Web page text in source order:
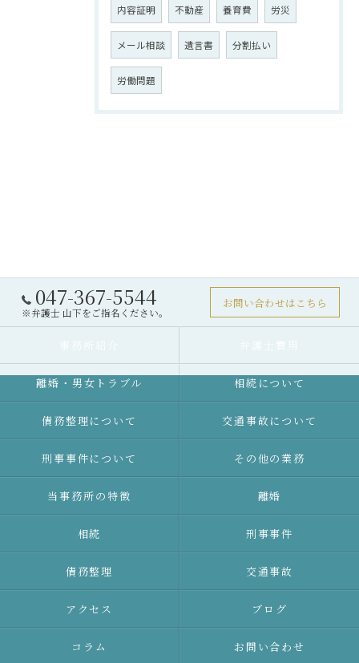
内容証明 不動産 養育費 労災
メール相談 遺言書 分割払い
労働問題
047-367-5544
※弁護士 山下をご指名ください。
お問い合わせはこちら
離婚・男女トラブル 相続について
債務整理について 交通事故について
刑事事件について その他の業務
当事務所の特徴 離婚
相続 刑事事件
債務整理 交通事故
アクセス ブログ
コラム お問い合わせ